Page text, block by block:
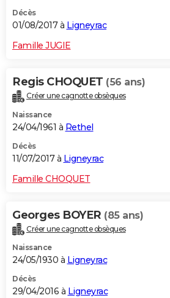
Décès
01/08/2017 à Ligneyrac
Famille JUGIE
Regis CHOQUET (56 ans)
Créer une cagnotte obsèques
Naissance
24/04/1961 à Rethel
Décès
11/07/2017 à Ligneyrac
Famille CHOQUET
Georges BOYER (85 ans)
Créer une cagnotte obsèques
Naissance
24/05/1930 à Ligneyrac
Décès
29/04/2016 à Ligneyrac